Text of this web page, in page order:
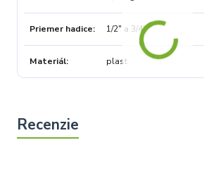
Priemer hadice 1/2" a 3/4"
Materiál plast